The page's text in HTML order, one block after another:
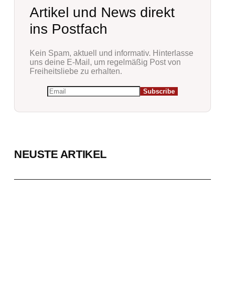
Artikel und News direkt
ins Postfach
Kein Spam, aktuell und informativ. Hinterlasse
uns deine E-Mail, um regelmäßig Post von
Freiheitsliebe zu erhalten.
NEUSTE ARTIKEL